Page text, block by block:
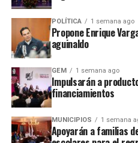
RELATED TOPICS:
UP NEXT
Sujetos robaban a bordo de
DON'T MISS
BrindarÃ¡n educaciÃ³n vial a
STAFF / Zona
POLÍTICA 1 semana ago
Propone Enrique
aguinaldo
GEM 1 semana ago
Impulsarán a
financiamientos
MUNICIPIOS 1 semana
Apoyarán a familias